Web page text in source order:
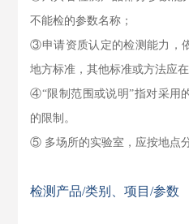
不能检的参数名称；
③申请资质认定的检测能力，
地方标准，其他标准或方法应在
④“限制范围或说明”指对采用
的限制。
⑤ 多场所的实验室，应按地点
检测产品/类别、项目/参数